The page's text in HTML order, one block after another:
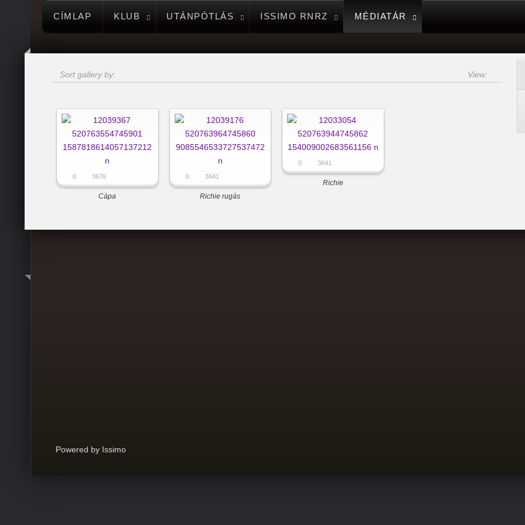
CÍMLAP KLUB UTÁNPÓTLÁS ISSIMO RNRZ MÉDIATÁR
Sort gallery by: View:
0 3676
Cápa
0 3641
Richie rugás
0 3641
Richie
Powered by Issimo